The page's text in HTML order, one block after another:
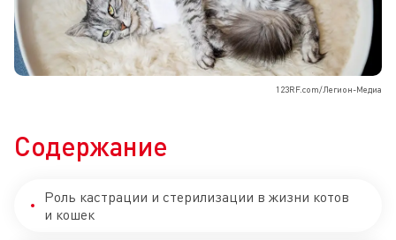
123RF.com/Легион-Медиа
Содержание
Роль кастрации и стерилизации в жизни котов
и кошек